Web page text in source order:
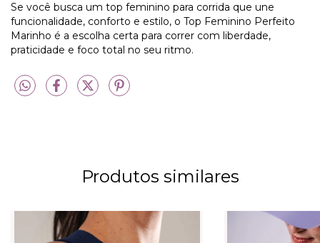
Se você busca um top feminino para corrida que une
funcionalidade, conforto e estilo, o Top Feminino Perfeito
Marinho é a escolha certa para correr com liberdade,
praticidade e foco total no seu ritmo.
Produtos similares